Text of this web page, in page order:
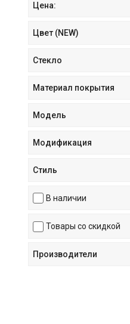
Цена:
Цвет (NEW)
Стекло
Материал покрытия
Модель
Модификация
Стиль
В наличии
Товары со скидкой
Производители